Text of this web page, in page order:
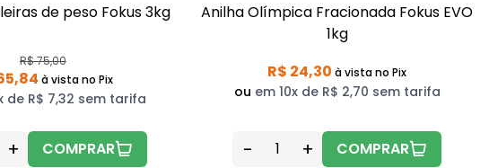
de peso Fokus 3kg
R$ 75,00
à vistano Pix
de R$ 7,32 sem tarifa
+ COMPRAR
Anilha Olímpica Fracionada Fokus EVO
1kg
R$ 24,30 à vistano Pix
ou em 10x de R$ 2,70 sem tarifa
- + COMPRAR